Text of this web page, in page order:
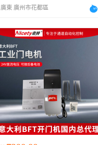
廣東 廣州市花都區